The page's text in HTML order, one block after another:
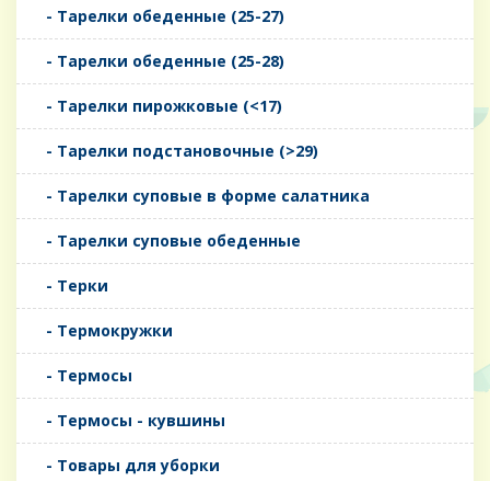
- Тарелки обеденные (25-27)
- Тарелки обеденные (25-28)
- Тарелки пирожковые (<17)
- Тарелки подстановочные (>29)
- Тарелки суповые в форме салатника
- Тарелки суповые обеденные
- Терки
- Термокружки
- Термосы
- Термосы - кувшины
- Товары для уборки